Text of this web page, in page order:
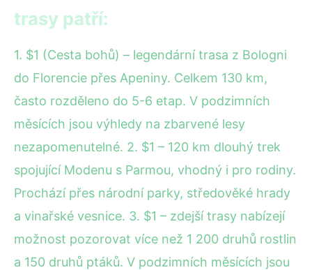
trasy patří:
1. $1 (Cesta bohů) – legendární trasa z Bologni
do Florencie přes Apeniny. Celkem 130 km,
často rozděleno do 5-6 etap. V podzimních
měsících jsou výhledy na zbarvené lesy
nezapomenutelné. 2. $1 – 120 km dlouhý trek
spojující Modenu s Parmou, vhodný i pro rodiny.
Prochází přes národní parky, středověké hrady
a vinařské vesnice. 3. $1 – zdejší trasy nabízejí
možnost pozorovat více než 1 200 druhů rostlin
a 150 druhů ptáků. V podzimních měsících jsou